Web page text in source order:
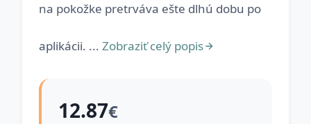
na pokožke pretrváva ešte dlhú dobu po
aplikácii. ... Zobraziť celý popis
12.87€